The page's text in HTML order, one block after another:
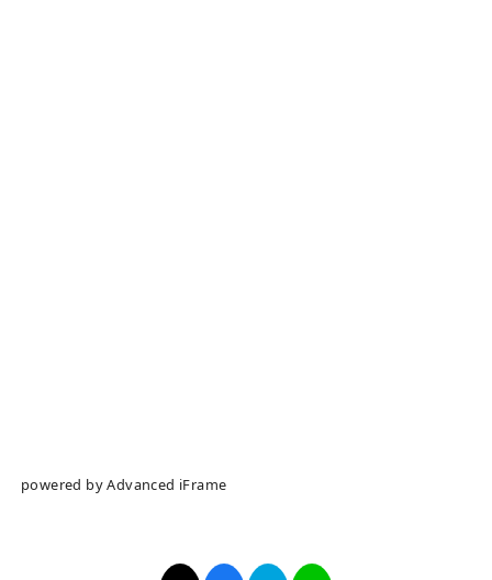
powered by Advanced iFrame